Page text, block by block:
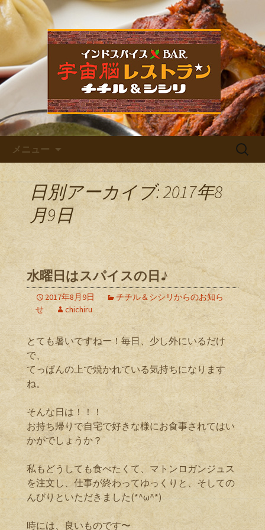
宇宙脳レストラン チチル＆
シシリからのお知らせ
福岡市中央区六本松のカレー屋・ネパ
ールバル「宇宙脳レストラン チチル
＆シシリ」。普段のお食事、家族での
ご飯、お仕事帰りの晩酌、デート、女
子会など様々なシーンでご利用くださ
い。イベントも多数開催しています。
メニュー
検
日別アーカイブ: 2017年8
月9日
水曜日はスパイスの日♪
2017年8月9日
チチル＆シシリからのお知ら
せ
chichiru
とても暑いですねー！毎日、少し外にいるだけ
で、
てっぱんの上で焼かれている気持ちになります
ね。
そんな日は！！！
お持ち帰りで自宅で好きな様にお食事されてはい
かがでしょうか？
私もどうしても食べたくて、マトンロガンジュス
を注文し、仕事が終わってゆっくりと、そしての
んびりといただきました(*^ω^*)
時には、良いものです〜